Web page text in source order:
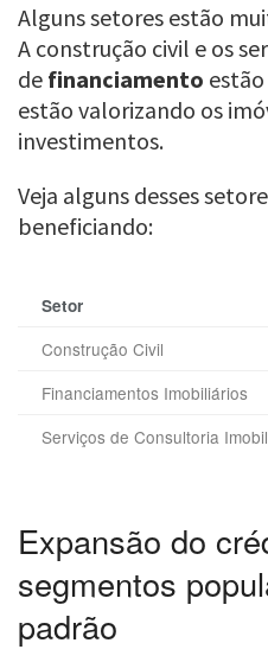
Alguns setores estão
A construção civil e os
de financiamento
estão valorizando os
investimentos.
Veja alguns desses
beneficiando:
Setor
Construção Civil
Financiamentos Imobiliários
Serviços de Consultoria
Expansão do
segmentos
padrão